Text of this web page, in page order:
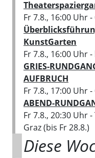
Fr 7.8., 16:00 Uhr-
KunstGarten
Fr 7.8., 16:00 Uhr-
GRIES-
AUFBRUCH
Fr 7.8., 17:00 Uhr-
ABEND-
Fr 7.8., 20:30 Uhr-
Graz(bis Fr 28.8.)
Diese